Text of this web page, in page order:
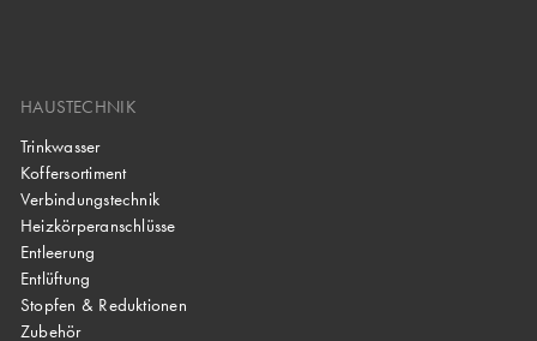
HAUSTECHNIK
Trinkwasser
Koffersortiment
Verbindungstechnik
Heizkörperanschlüsse
Entleerung
Entlüftung
Stopfen & Reduktionen
Zubehör